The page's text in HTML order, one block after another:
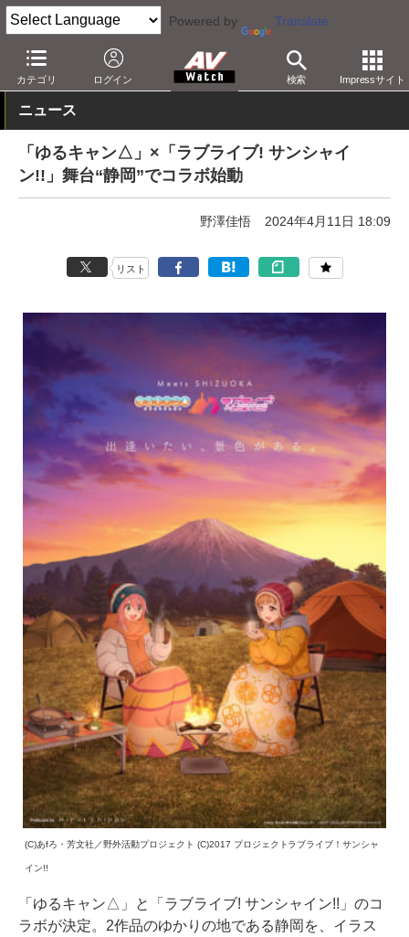
Powered by Translate
カテゴリ ログイン 検索 Impressサイト
AV Watch コンテンツ・サービス アニメ
ニュース
「ゆるキャン△」×「ラブライブ! サンシャイ
ン!!」舞台“静岡”でコラボ始動
野澤佳悟 2024年4月11日 18:09
リスト
(C)あfろ・芳文社／野外活動プロジェクト (C)2017 プロジェクトラブライブ！サンシャ
イン!!
「ゆるキャン△」と「ラブライブ! サンシャイン!!」のコ
ラボが決定。2作品のゆかりの地である静岡を、イラス